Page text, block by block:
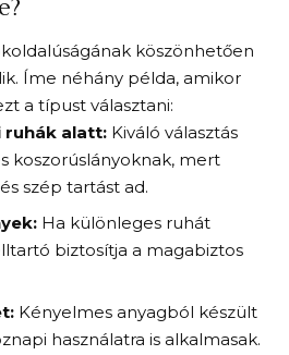
köszönhetően
Íme néhány példa, amikor
a típust választani:
ruhák alatt: Kiváló választás
koszorúslányoknak, mert
szép tartást ad.
Ha különleges ruhát
biztosítja a magabiztos
Kényelmes anyagból készült
használatra is alkalmasak.